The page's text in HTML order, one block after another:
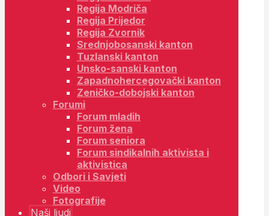
Regija Modriča
Regija Prijedor
Regija Zvornik
Srednjobosanski kanton
Tuzlanski kanton
Unsko-sanski kanton
Zapadnohercegovački kanton
Zeničko-dobojski kanton
Forumi
Forum mladih
Forum žena
Forum seniora
Forum sindikalnih aktivista i
aktivistica
Odbori i Savjeti
Video
Fotografije
Naši ljudi